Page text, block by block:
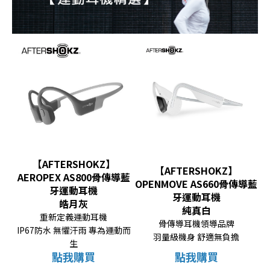
【AFTERSHOKZ】
AEROPEX AS800骨傳導藍
牙運動耳機
皓月灰
重新定義運動耳機
IP67防水 無懼汗雨 專為運動而
生
【AFTERSHOKZ】
OPENMOVE AS660骨傳導藍
牙運動耳機
純真白
骨傳導耳機領導品牌
羽量級機身 舒適無負擔
點我購買 點我購買